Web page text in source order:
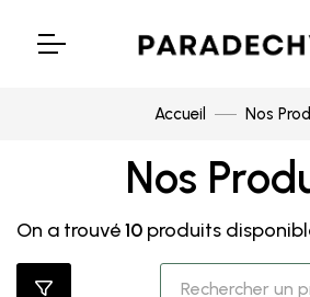
Accueil Nos
Nos
On a trouvé10 produits